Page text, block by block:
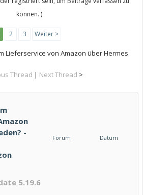
können. )
2 3 Weiter >
Lieferservice von Amazon über Hermes
Thread | Next Thread >
-
Forum Datum
5.19.6